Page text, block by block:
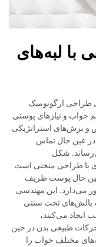
با لبه‌های
طراحی ارگونومیک
خواب و نیازهای پوستی
و برش‌های استراتژیکی
عین حال تماس
شکل
یا طراحی منحنی است
حال پوست ظریف
می‌دارد. این مهندسی
بالش‌های تخت سنتی
می‌کنند،
طبیعی بدن در حین
مختلف خواب را